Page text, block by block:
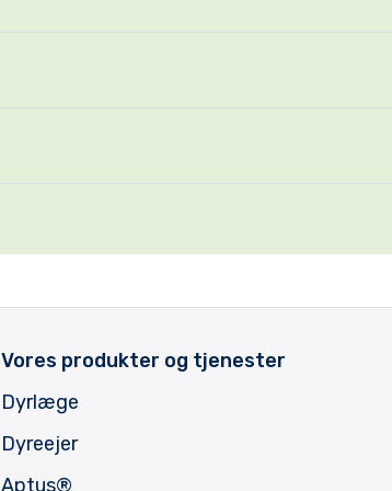
Vores produkter og tjenester
Dyrlæge
Dyreejer
Aptus®